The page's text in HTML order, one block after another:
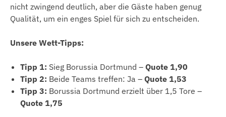
nicht zwingend deutlich, aber die Gäste haben genug
Qualität, um ein enges Spiel für sich zu entscheiden.
Unsere Wett-Tipps:
Tipp 1: Sieg Borussia Dortmund – Quote 1,90
Tipp 2: Beide Teams treffen: Ja – Quote 1,53
Tipp 3: Borussia Dortmund erzielt über 1,5 Tore –
Quote 1,75